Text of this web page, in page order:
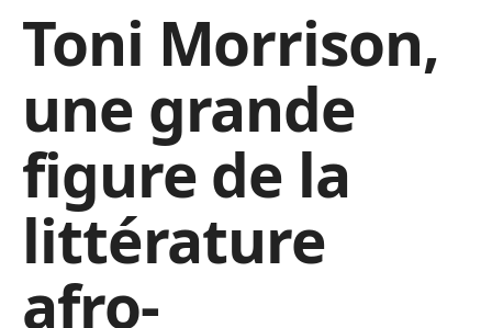
Toni Morrison,
une grande
figure de la
littérature
afro-